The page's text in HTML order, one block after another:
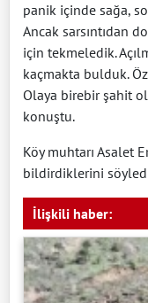
panik içinde sağa,
Ancak sarsıntıdan
için tekmeledik.
kaçmakta bulduk.
Olaya birebir şahit
konuştu.
Köy muhtarı Asalet
bildirdiklerini
İlişkili haber: